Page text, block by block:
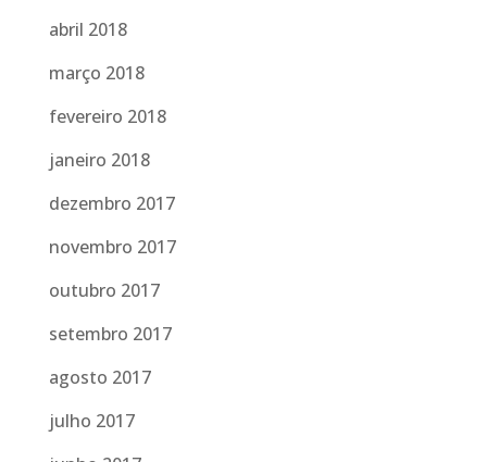
abril 2018
março 2018
fevereiro 2018
janeiro 2018
dezembro 2017
novembro 2017
outubro 2017
setembro 2017
agosto 2017
julho 2017